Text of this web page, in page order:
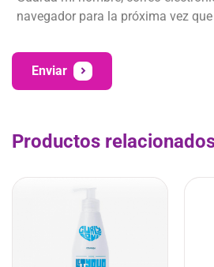
navegador para la próxima vez
Enviar
Productos